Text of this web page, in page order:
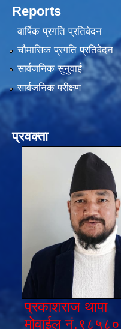
Reports
वार्षिक प्रगति प्रतिवेदन
चौमासिक प्रगति प्रतिवेदन
सार्वजनिक सुनुवाई
सार्वजनिक परीक्षण
प्रवक्ता
प्रकाशराज थापा
मोवाईल